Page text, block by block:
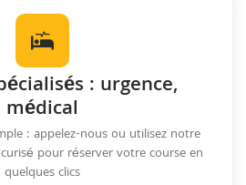
: urgence,
médical
: appelez-nous ou utilisez notre
pour réserver votre course en
quelques clics